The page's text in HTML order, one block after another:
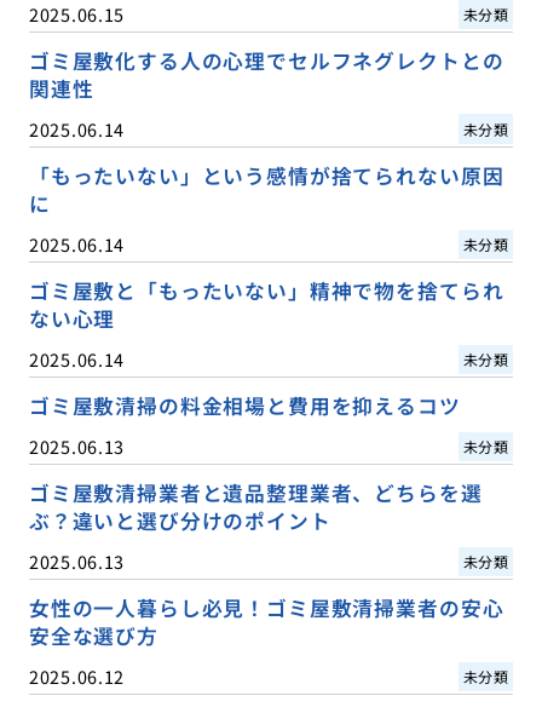
2025.06.15 未分類
ゴミ屋敷化する人の心理でセルフネグレクトとの
関連性
2025.06.14 未分類
「もったいない」という感情が捨てられない原因
に
2025.06.14 未分類
ゴミ屋敷と「もったいない」精神で物を捨てられ
ない心理
2025.06.14 未分類
ゴミ屋敷清掃の料金相場と費用を抑えるコツ
2025.06.13 未分類
ゴミ屋敷清掃業者と遺品整理業者、どちらを選
ぶ？違いと選び分けのポイント
2025.06.13 未分類
女性の一人暮らし必見！ゴミ屋敷清掃業者の安心
安全な選び方
2025.06.12 未分類